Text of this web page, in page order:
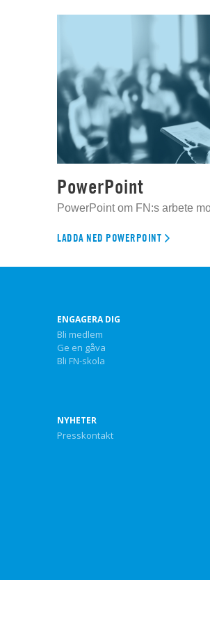
PowerPoint
PowerPoint om FN:s arbete
LADDA NED POWERPOINT
ENGAGERA DIG
Bli medlem
Ge en gåva
Bli FN-skola
NYHETER
Presskontakt